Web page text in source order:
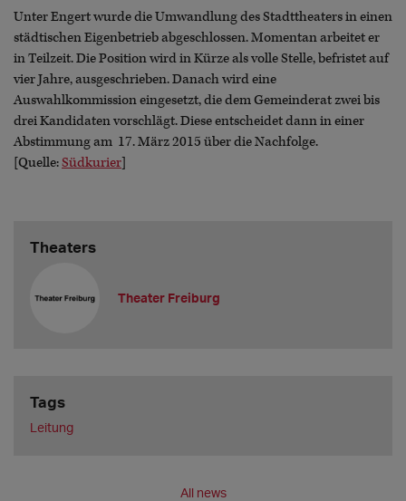
Unter Engert wurde die Umwandlung des Stadttheaters in einen
städtischen Eigenbetrieb abgeschlossen. Momentan arbeitet er
in Teilzeit. Die Position wird in Kürze als volle Stelle, befristet auf
vier Jahre, ausgeschrieben. Danach wird eine
Auswahlkommission eingesetzt, die dem Gemeinderat zwei bis
drei Kandidaten vorschlägt. Diese entscheidet dann in einer
Abstimmung am 17. März 2015 über die Nachfolge.
[Quelle:Südkurier]
Theaters
Theater Freiburg
Tags
Leitung
All news